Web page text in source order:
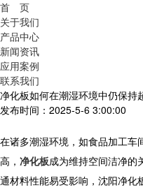
首 页
关于我们
产品中心
新闻资讯
应用案例
联系我们
净化板如何在潮湿环境中仍保持
发布时间：2025-5-6 3:00:00
在诸多潮湿环境，如食品加工车
高， 净化板成为维持空间洁净的
通材料性能易受影响， 沈阳净化